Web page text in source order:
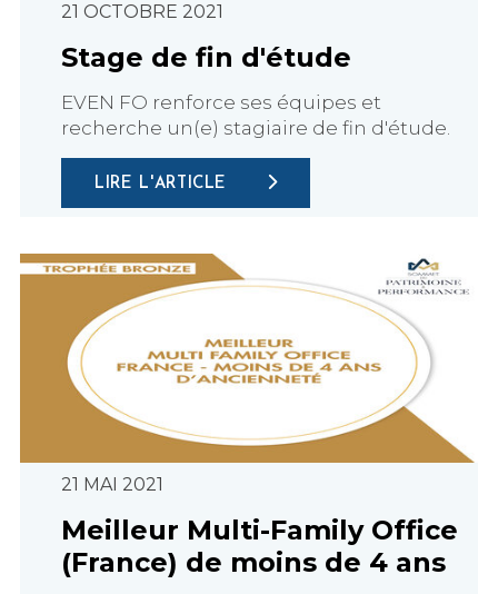
21 OCTOBRE 2021
Stage de fin d'étude
EVEN FO renforce ses équipes et
recherche un(e) stagiaire de fin d'étude.
LIRE L'ARTICLE
21 MAI 2021
Meilleur Multi-Family Office
(France) de moins de 4 ans